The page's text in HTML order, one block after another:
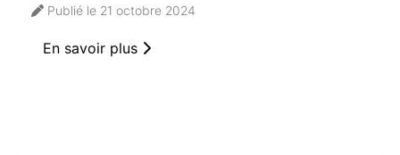
Publié le 21 octobre 2024
En savoir plus